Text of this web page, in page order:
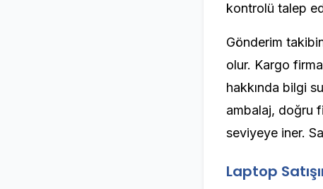
kontrolü talep
Gönderim
olur. Kargo
hakkında bilgi
ambalaj, doğru
seviyeye iner.
Laptop